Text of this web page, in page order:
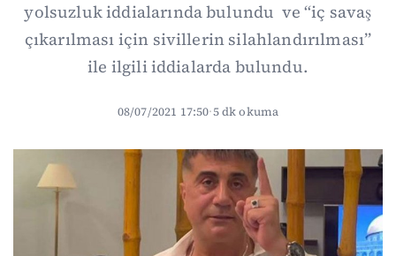
yolsuzluk iddialarında bulundu ve “iç savaş
çıkarılması için sivillerin silahlandırılması”
ile ilgili iddialarda bulundu.
08/07/2021 17:50·5 dk okuma